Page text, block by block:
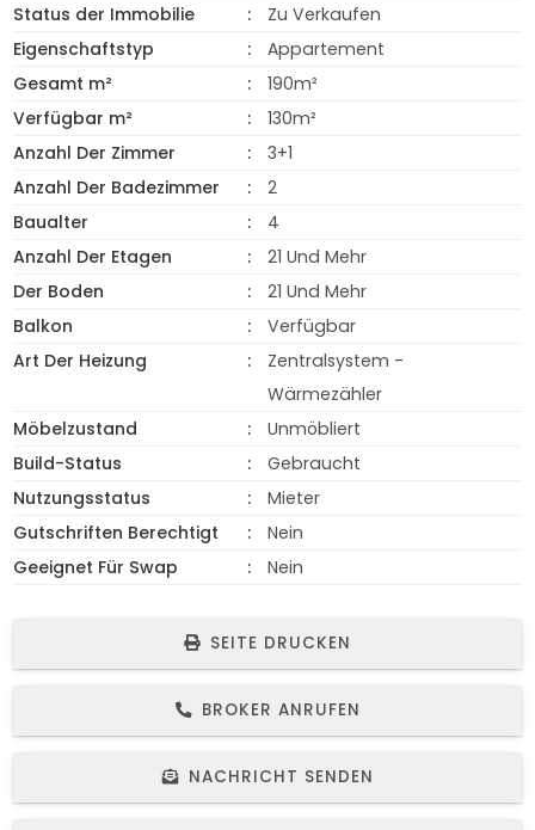
Status der Immobilie
Zu Verkaufen
Eigenschaftstyp
Appartement
Gesamt m²
190m²
Verfügbar m²
130m²
Anzahl Der Zimmer
3+1
Anzahl Der Badezimmer
2
Baualter
4
Anzahl Der Etagen
21 Und Mehr
Der Boden
21 Und Mehr
Balkon
Verfügbar
Art Der Heizung
Zentralsystem -
Wärmezähler
Möbelzustand
Unmöbliert
Build-Status
Gebraucht
Nutzungsstatus
Mieter
Gutschriften Berechtigt
Nein
Geeignet Für Swap
Nein
SEITE DRUCKEN
BROKER ANRUFEN
NACHRICHT SENDEN